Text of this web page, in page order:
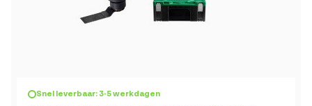
Snel leverbaar: 3-5 werkdagen